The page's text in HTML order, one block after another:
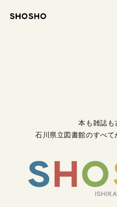
本も雑誌も
石川県立図書館のすべて